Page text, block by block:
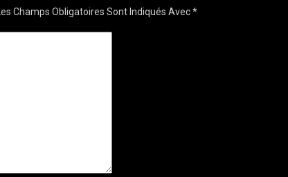
Les Champs Obligatoires Sont Indiqués Avec*